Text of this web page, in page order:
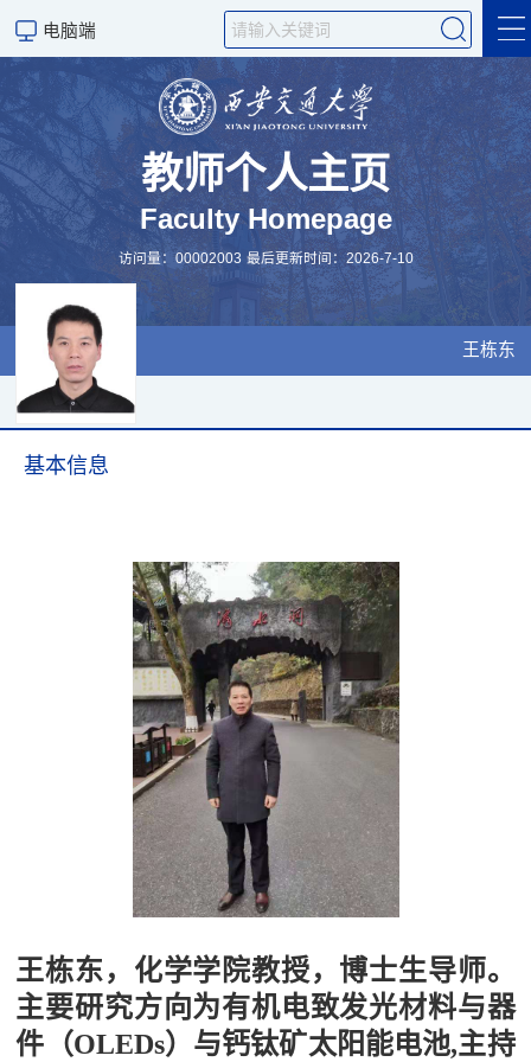
电脑端
个人首页
科学研究
学术成果
教学工作
教师个人主页
Faculty Homepage
访问量：00002003 最后更新时间：2026-7-10
王栋东
基本信息
王栋东，化学学院教授，博士生导师。
主要研究方向为有机电致发光材料与器
件 （OLEDs）与钙钛矿太阳能电池,主持